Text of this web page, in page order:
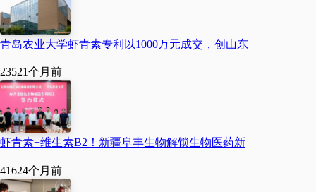
青岛农业大学虾青素专利以1000万元成交，创山东
23521个月前
虾青素+维生素B2！新疆阜丰生物解锁生物医药新
41624个月前